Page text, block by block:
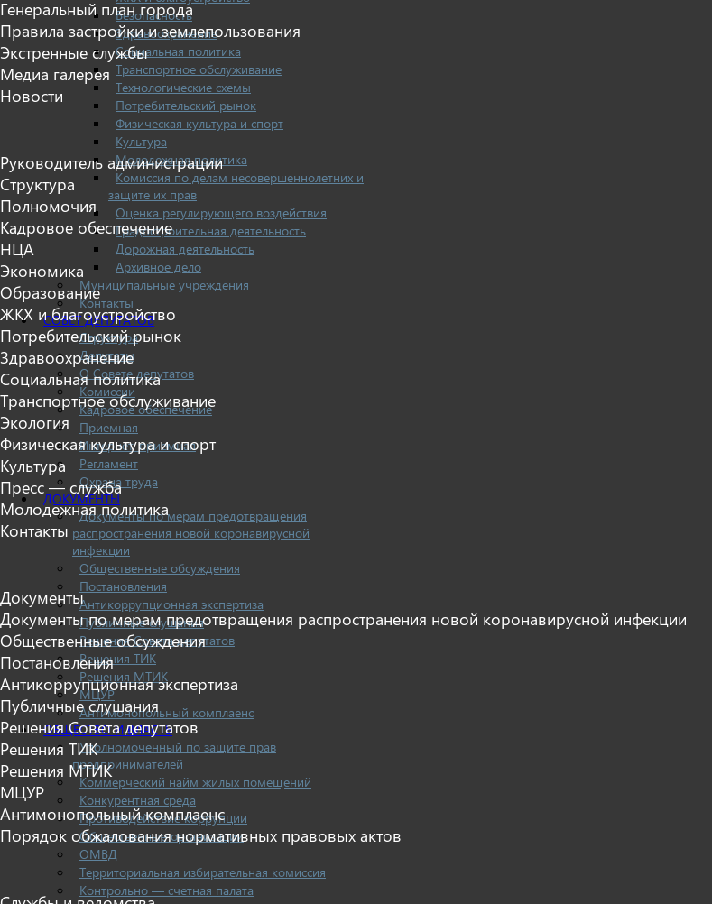
Безопасность
Здравоохранение
Социальная политика
Транспортное обслуживание
Технологические схемы
Потребительский рынок
Физическая культура и спорт
Культура
Молодежная политика
Комиссия по делам несовершеннолетних и
защите их прав
Оценка регулирующего воздействия
Градостроительная деятельность
Дорожная деятельность
Архивное дело
Муниципальные учреждения
Контакты
СОВЕТ ДЕПУТАТОВ
Структура
Депутаты
О Совете депутатов
Комиссии
Кадровое обеспечение
Приемная
Интернет-приемная
Регламент
Охрана труда
ДОКУМЕНТЫ
Документы по мерам предотвращения
распространения новой коронавирусной
инфекции
Общественные обсуждения
Постановления
Антикоррупционная экспертиза
Публичные слушания
Решения Совета депутатов
Решения ТИК
Решения МТИК
МЦУР
Антимонопольный комплаенс
ОБЩЕСТВО И ВЛАСТЬ
Уполномоченный по защите прав
предпринимателей
Коммерческий найм жилых помещений
Конкурентная среда
Противодействие коррупции
Общественные организации
ОМВД
Территориальная избирательная комиссия
Контрольно — счетная палата
Генеральный план города
Правила застройки и землепользования
Экстренные службы
Медиа галерея
Новости
Руководитель администрации
Структура
Полномочия
Кадровое обеспечение
НЦА
Экономика
Образование
ЖКХ и благоустройство
Потребительский рынок
Здравоохранение
Социальная политика
Транспортное обслуживание
Экология
Физическая культура и спорт
Культура
Пресс — служба
Молодежная политика
Контакты
Документы
Документы по мерам предотвращения распространения новой коронавирусной инфекции
Общественные обсуждения
Постановления
Антикоррупционная экспертиза
Публичные слушания
Решения Совета депутатов
Решения ТИК
Решения МТИК
МЦУР
Антимонопольный комплаенс
Порядок обжалования нормативных правовых актов